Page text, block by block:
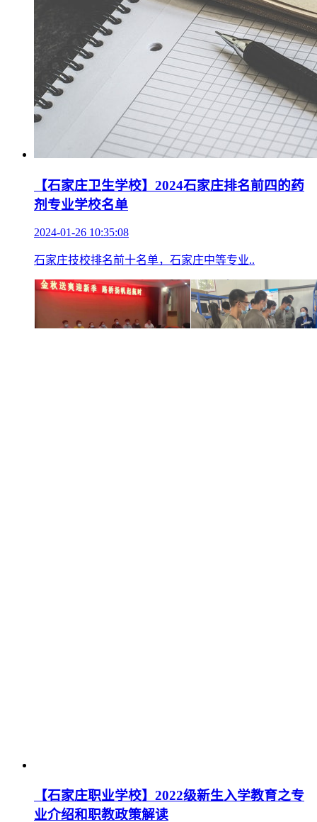
【石家庄卫生学校】2024石家庄排名前四的药
剂专业学校名单
2024-01-26 10:35:08
石家庄技校排名前十名单，石家庄中等专业..
【石家庄职业学校】2022级新生入学教育之专
业介绍和职教政策解读